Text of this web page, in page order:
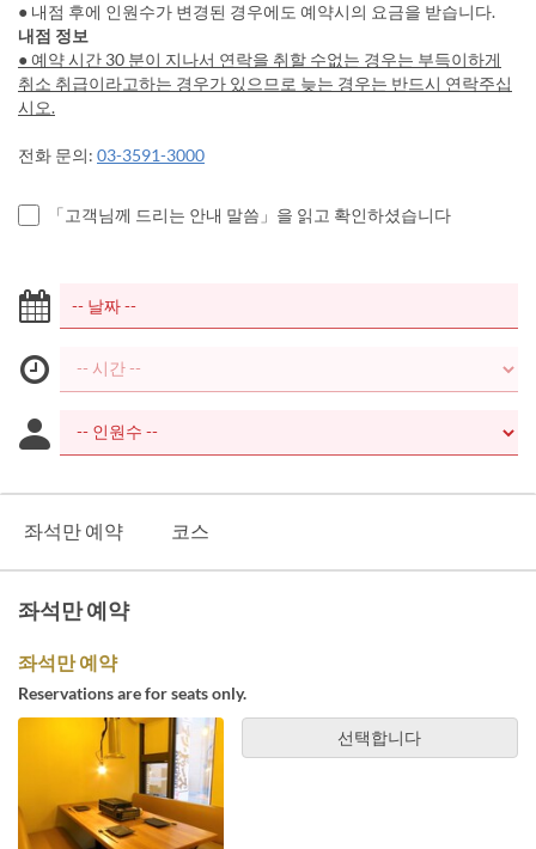
● 내점 후에 인원수가 변경된 경우에도 예약시의 요금을 받습니다.
내점 정보
● 예약 시간 30 분이 지나서 연락을 취할 수없는 경우는 부득이하게
취소 취급이라고하는 경우가 있으므로 늦는 경우는 반드시 연락주십
시오.
전화 문의: 03-3591-3000
「고객님께 드리는 안내 말씀」을 읽고 확인하셨습니다
좌석만 예약 코스
좌석만 예약
좌석만 예약
Reservations are for seats only.
선택합니다